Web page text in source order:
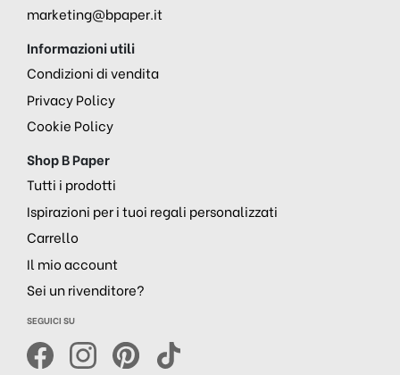
marketing@bpaper.it
Informazioni utili
Condizioni di vendita
Privacy Policy
Cookie Policy
Shop B Paper
Tutti i prodotti
Ispirazioni per i tuoi regali personalizzati
Carrello
Il mio account
Sei un rivenditore?
SEGUICI SU